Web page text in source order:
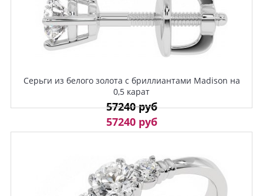
Серьги из белого золота с бриллиантами Madison на
0,5 карат
57240 руб
57240 руб